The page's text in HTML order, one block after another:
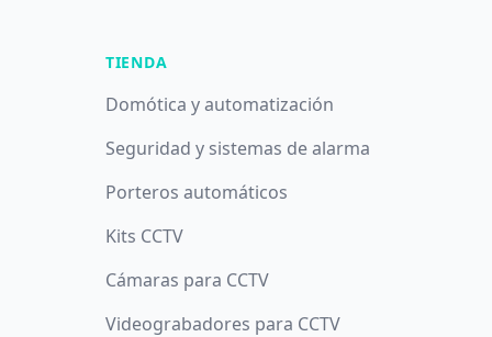
TIENDA
Domótica y automatización
Seguridad y sistemas de alarma
Porteros automáticos
Kits CCTV
Cámaras para CCTV
Videograbadores para CCTV